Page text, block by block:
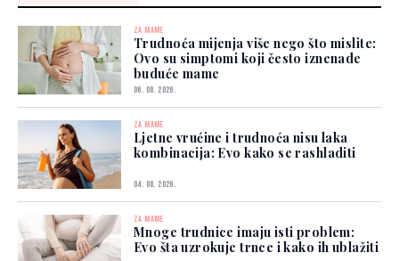
ZA MAME
Trudnoća mijenja više nego što mislite:
Ovo su simptomi koji često iznenade
buduće mame
06. 08. 2026.
ZA MAME
Ljetne vrućine i trudnoća nisu laka
kombinacija: Evo kako se rashladiti
04. 08. 2026.
ZA MAME
Mnoge trudnice imaju isti problem:
Evo šta uzrokuje trnce i kako ih ublažiti